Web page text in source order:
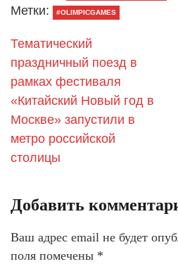
Метки: #OLIMPICGAMES
Тематический
праздничный поезд в
рамках фестиваля
«Китайский Новый год в
Москве» запустили в
метро российской
столицы
Добавить
Ваш адрес email не будет
поля помечены *